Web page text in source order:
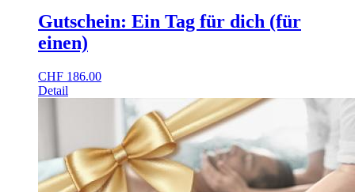
Gutschein: Ein Tag für dich (für
einen)
CHF 186.00
Detail